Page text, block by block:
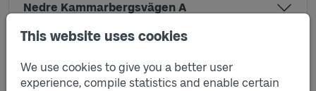
This website uses cookies
We use cookies to give you a better user
experience, compile statistics and enable certain
Nedre Kammarbergsvägen A